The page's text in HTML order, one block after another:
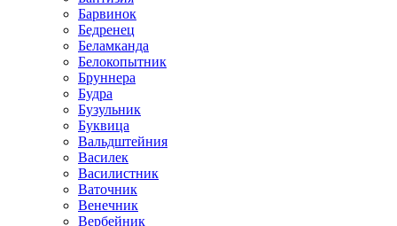
Барвинок
Бедренец
Беламканда
Белокопытник
Бруннера
Будра
Бузульник
Буквица
Вальдштейния
Василек
Василистник
Ваточник
Венечник
Вербейник